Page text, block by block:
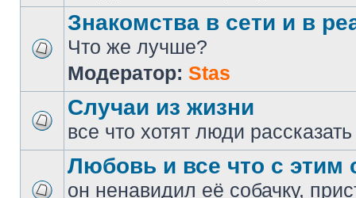
Знакомства в сети и в
Что же лучше?
Модератор: Stas
Случаи из жизни
все что хотят люди
Любовь и все что с этим
он ненавидил её собачку,